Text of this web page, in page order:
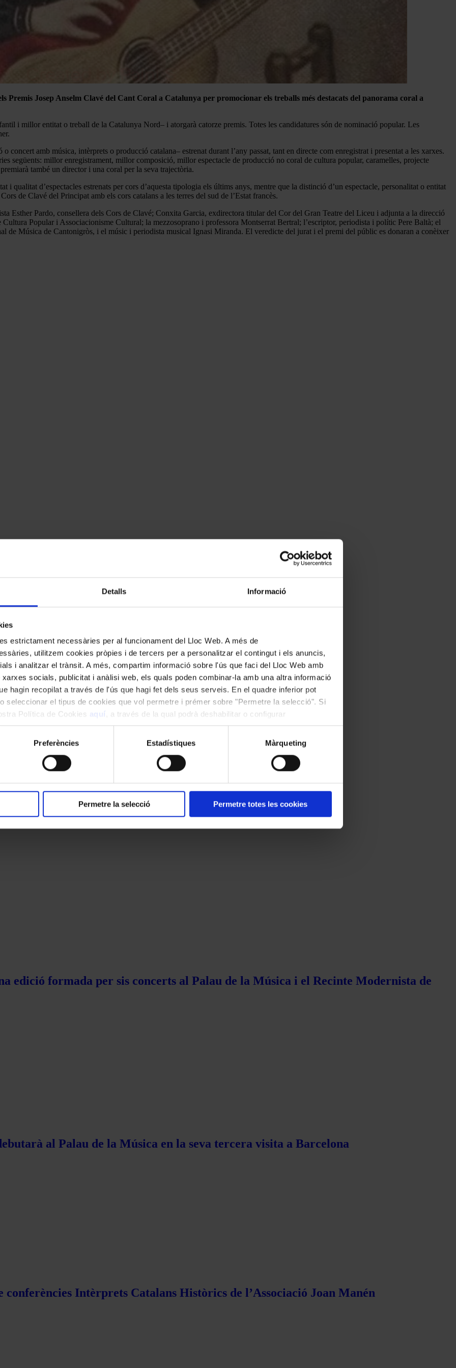
Detalls Informació
estrictament necessàries per al funcionament del Lloc Web. A més de
utilitzem cookies pròpies i de tercers per a personalitzar el contingut i els anuncis,
i analitzar el trànsit. A més, compartim informació sobre l'ús que faci del Lloc Web amb
socials, publicitat i anàlisi web, els quals poden combinar-la amb una altra informació
hagin recopilat a través de l'ús que hagi fet dels seus serveis. En el quadre inferior pot
seleccionar el tipus de cookies que vol permetre i prémer sobre "Permetre la selecció". Si
Política de Cookies aquí
, a través de la qual podrà deshabilitar o configurar
Preferències Estadístiques Màrqueting
Permetre la selecció Permetre totes les cookies
Premis Josep Anselm Clavé del Cant Coral a Catalunya per promocionar els treballs més destacats del panorama coral a
i millor entitat o treball de la Catalunya Nord– i atorgarà catorze premis. Totes les candidatures són de nominació popular. Les
amb música, intèrprets o producció catalana– estrenat durant l’any passat, tant en directe com enregistrat i presentat a les xarxes.
següents: millor enregistrament, millor composició, millor espectacle de producció no coral de cultura popular, caramelles, projecte
també un director i una coral per la seva trajectòria.
d’espectacles estrenats per cors d’aquesta tipologia els últims anys, mentre que la distinció d’un espectacle, personalitat o entitat
de Clavé del Principat amb els cors catalans a les terres del sud de l’Estat francès.
Esther Pardo, consellera dels Cors de Clavé; Conxita Garcia, exdirectora titular del Cor del Gran Teatre del Liceu i adjunta a la direcció
Popular i Associacionisme Cultural; la mezzosoprano i professora Montserrat Bertral; l’escriptor, periodista i polític Pere Baltà; el
de Música de Cantonigròs, i el músic i periodista musical Ignasi Miranda. El veredicte del jurat i el premi del públic es donaran a conèixer
amb*
edició formada per sis concerts al Palau de la Música i el Recinte Modernista de
al Palau de la Música en la seva tercera visita a Barcelona
conferències Intèrprets Catalans Històrics de l’Associació Joan Manén